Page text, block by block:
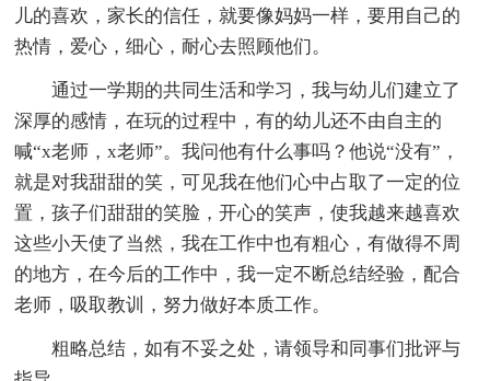
儿的喜欢，家长的信任，就要像妈妈一样，要用自己的
热情，爱心，细心，耐心去照顾他们。
通过一学期的共同生活和学习，我与幼儿们建立了
深厚的感情，在玩的过程中，有的幼儿还不由自主的
喊“x老师，x老师”。我问他有什么事吗？他说“没有”，
就是对我甜甜的笑，可见我在他们心中占取了一定的位
置，孩子们甜甜的笑脸，开心的笑声，使我越来越喜欢
这些小天使了当然，我在工作中也有粗心，有做得不周
的地方，在今后的工作中，我一定不断总结经验，配合
老师，吸取教训，努力做好本质工作。
粗略总结，如有不妥之处，请领导和同事们批评与